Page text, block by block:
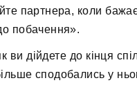
партнера, коли
побачення».
ви дійдете до кінця
сподобались у